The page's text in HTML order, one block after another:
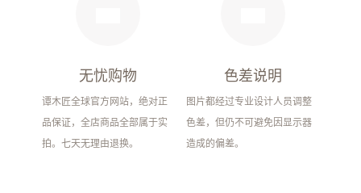
无忧购物
谭木匠全球官方网站，绝对正
品保证，全店商品全部属于实
拍。七天无理由退换。
色差说明
图片都经过专业设计人员调整
色差，但仍不可避免因显示器
造成的偏差。